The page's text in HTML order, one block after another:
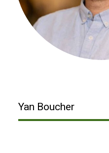
Yan Boucher